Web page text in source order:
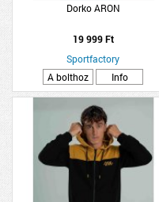
Dorko ARON
19 999 Ft
Sportfactory
A bolthoz
Info